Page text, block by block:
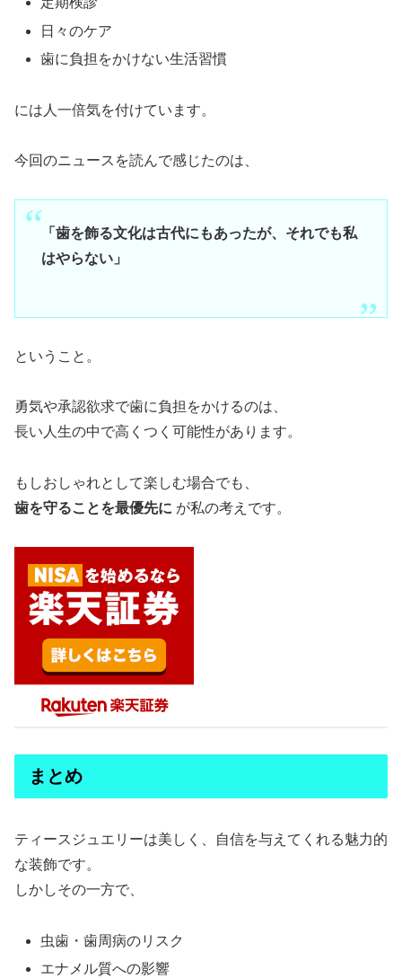
日々のケア
歯に負担をかけない生活習慣
には人一倍気を付けています。
今回のニュースを読んで感じたのは、
「歯を飾る文化は古代にもあったが、それでも私
はやらない」
ということ。
勇気や承認欲求で歯に負担をかけるのは、
長い人生の中で高くつく可能性があります。
もしおしゃれとして楽しむ場合でも、
歯を守ることを最優先に が私の考えです。
まとめ
ティースジュエリーは美しく、自信を与えてくれる魅力的
な装飾です。
しかしその一方で、
虫歯・歯周病のリスク
エナメル質への影響